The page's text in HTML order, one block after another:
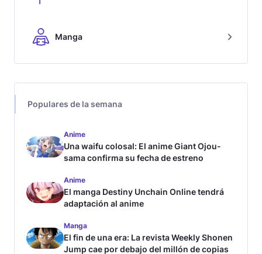
Manga
Populares de la semana
Anime
Una waifu colosal: El anime Giant Ojou-
sama confirma su fecha de estreno
Anime
El manga Destiny Unchain Online tendrá
adaptación al anime
Manga
El fin de una era: La revista Weekly Shonen
Jump cae por debajo del millón de copias